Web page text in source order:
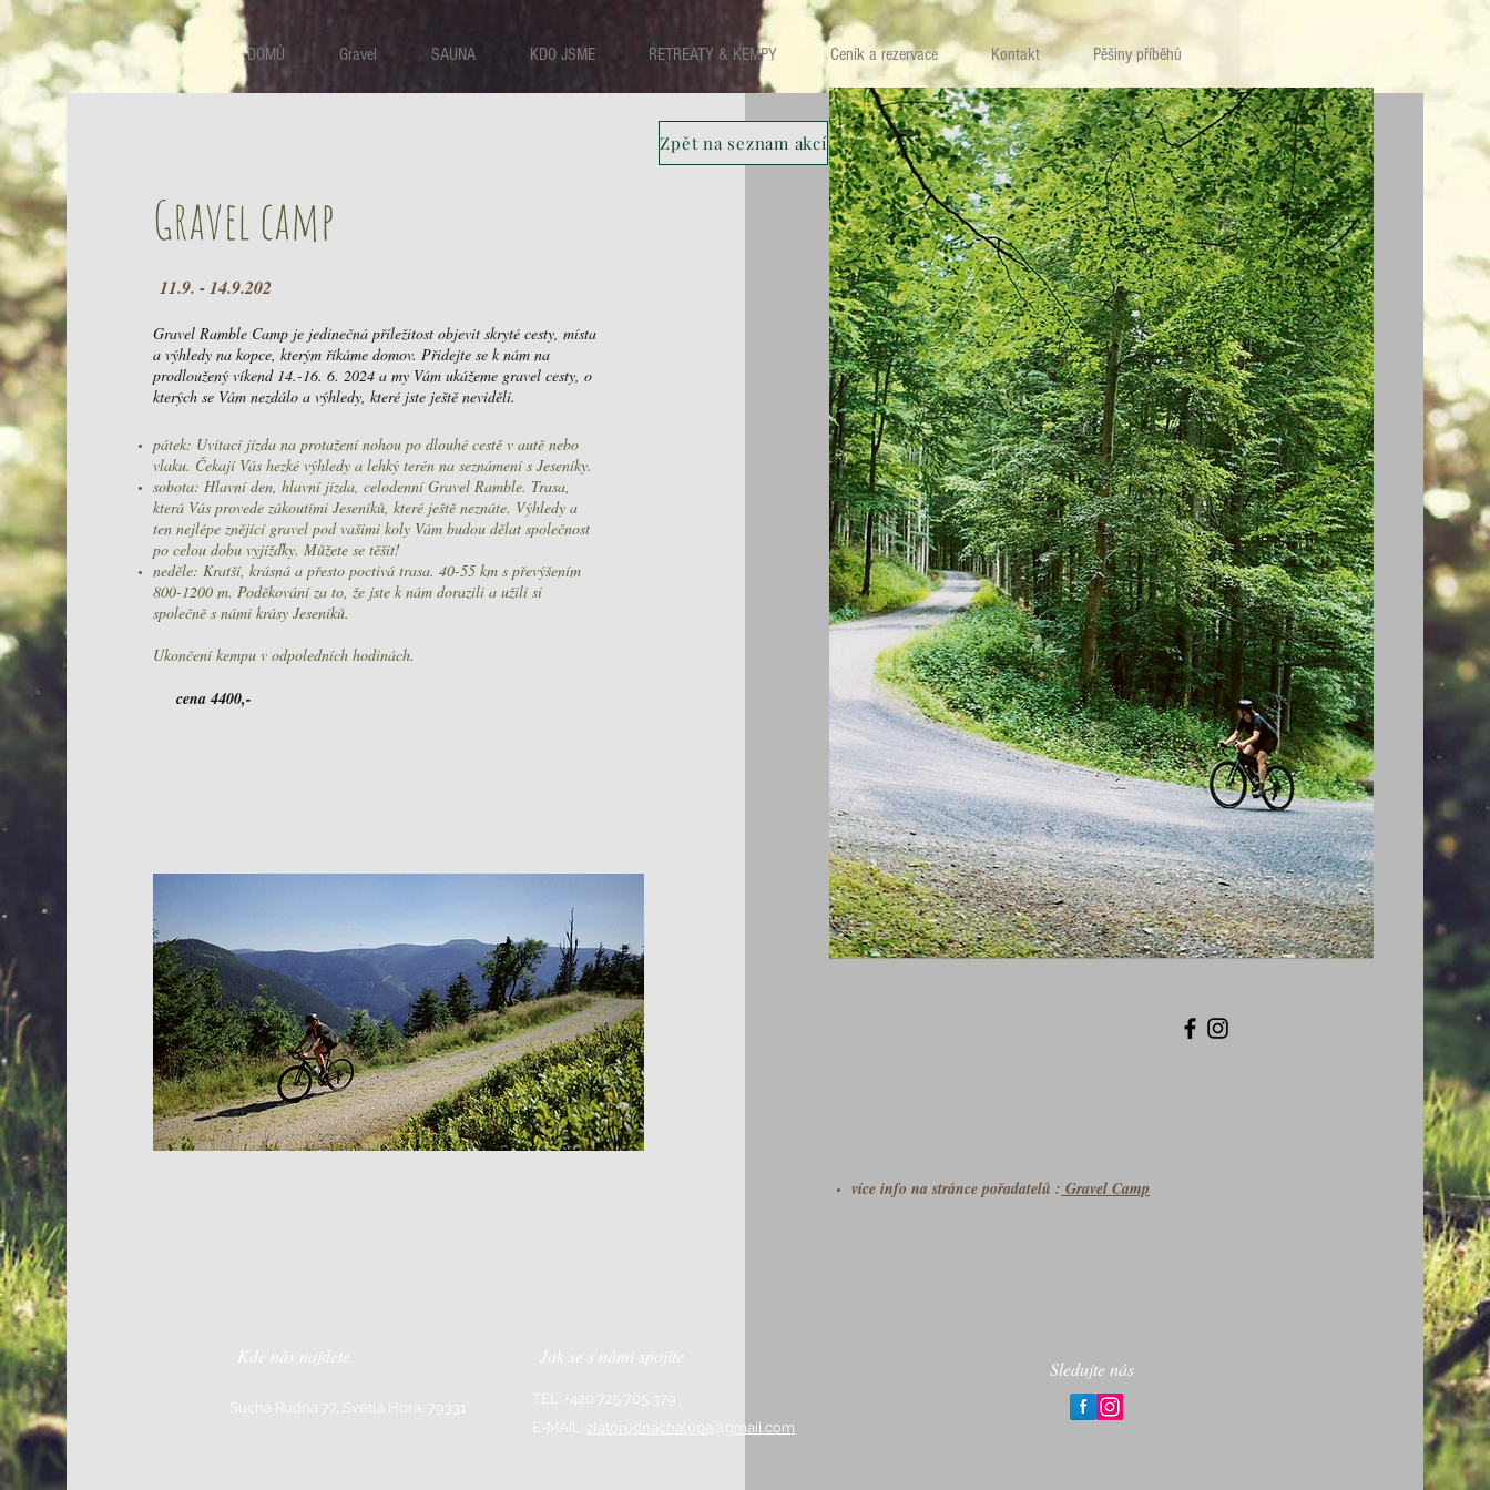
DOMŮ Gravel SAUNA KDO JSME RETREATY & KEMPY Ceník a rezervace Kontakt Pěšiny příběhů
Gravel camp
11.9. - 14.9.202
Gravel Ramble Camp je jedinečná příležitost objevit skryté cesty, místa
a výhledy na kopce, kterým říkáme domov. Přidejte se k nám na
prodloužený víkend 14.-16. 6. 2024 a my Vám ukážeme gravel cesty, o
kterých se Vám nezdálo a výhledy, které jste ještě neviděli.
pátek: Uvítací jízda na protažení nohou po dlouhé cestě v autě nebo
vlaku. Čekají Vás hezké výhledy a lehký terén na seznámení s Jeseníky.
sobota: Hlavní den, hlavní jízda, celodenní Gravel Ramble. Trasa,
která Vás provede zákoutími Jeseníků, které ještě neznáte. Výhledy a
ten nejlépe znějící gravel pod vašimi koly Vám budou dělat společnost
po celou dobu vyjížďky. Můžete se těšit!
neděle: Kratší, krásná a přesto poctivá trasa. 40-55 km s převýšením
800-1200 m. Poděkování za to, že jste k nám dorazili a užili si
společně s námi krásy Jeseníků.
Ukončení kempu v odpoledních hodinách.
cena 4400,-
více info na stránce pořadatelů : Gravel Camp
Zpět na seznam akcí
Kde nás najdete
Suchá Rudná 77, Světlá Hora, 79331
Jak se s námi spojíte
TEL: +420 725 705 379
E-MAIL:
zlatorudnachalupa@gmail.com
Sledujte nás